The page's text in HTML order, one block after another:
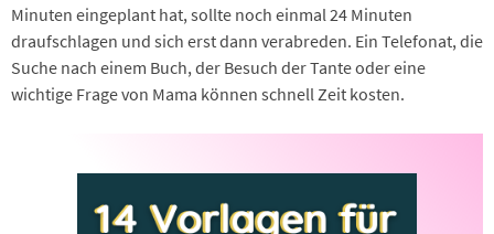
Minuten eingeplant hat, sollte noch einmal 24 Minuten
draufschlagen und sich erst dann verabreden. Ein Telefonat, die
Suche nach einem Buch, der Besuch der Tante oder eine
wichtige Frage von Mama können schnell Zeit kosten.